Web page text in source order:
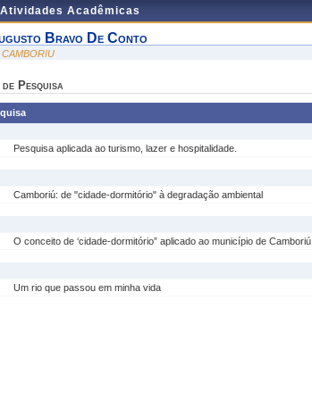
Acadêmicas
Bravo De Conto
Pesquisa
Pesquisa aplicada ao turismo, lazer e hospitalidade.
Camboriú: de "cidade-dormitório" à degradação ambiental
O conceito de ‘cidade-dormitório” aplicado ao município de Camboriú
Um rio que passou em minha vida